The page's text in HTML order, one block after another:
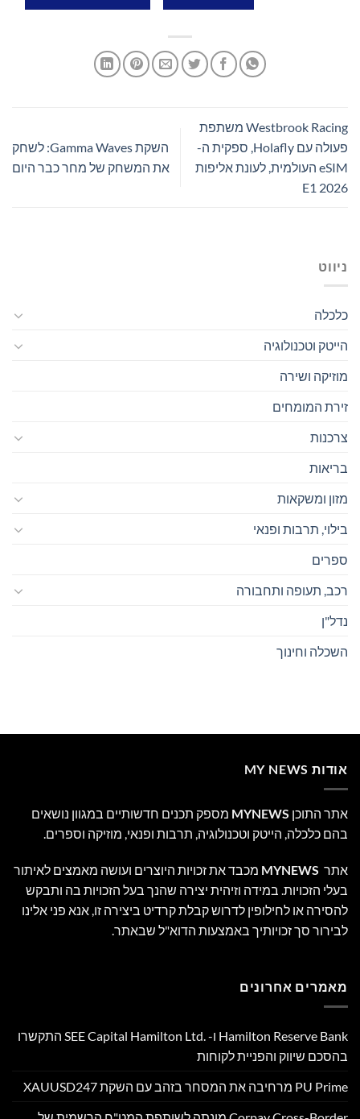
Westbrook Racing משתפת
פעולה עם Holafly, ספקית ה-
eSIM העולמית, לעונת אליפות
E1 2026
השקת Gamma Waves: לשחק
את המשחק של מחר כבר היום
ניווט
כלכלה
הייטק וטכנולוגיה
מוזיקה ושירה
זירת המומחים
צרכנות
בריאות
מזון ומשקאות
בילוי, תרבות ופנאי
ספרים
רכב, תעופה ותחבורה
נדל"ן
השכלה וחינוך
אודות MY NEWS
אתר התוכן MYNEWS מספק תכנים חדשותיים במגוון נושאים
בהם כלכלה, הייטק וטכנולוגיה, תרבות ופנאי, מוזיקה וספרים.
אתר MYNEWS מכבד את זכויות היוצרים ועושה מאמצים לאיתור
בעלי הזכויות. במידה וזיהית יצירה שהנך בעל הזכויות בה ותבקש
להסירה או לחילופין לדרוש קבלת קרדיט ביצירה זו, אנא פני אלינו
לבירור סך זכויותיך באמצעות הדוא"ל שבאתר.
מאמרים אחרונים
Hamilton Reserve Bank ו- SEE Capital Hamilton Ltd.‎ התקשרו
בהסכם שיווק והפניית לקוחות
PU Prime מרחיבה את המסחר בזהב עם השקת XAUUSD247